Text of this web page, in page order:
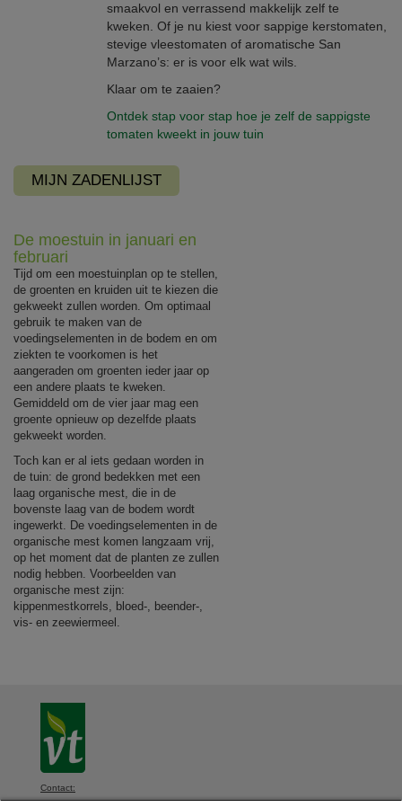
smaakvol en verrassend makkelijk zelf te
kweken. Of je nu kiest voor sappige kerstomaten,
stevige vleestomaten of aromatische San
Marzano’s: er is voor elk wat wils.
Klaar om te zaaien?
Ontdek stap voor stap hoe je zelf de sappigste
tomaten kweekt in jouw tuin
MIJN ZADENLIJST
De moestuin in januari en
februari
Tijd om een moestuinplan op te stellen,
de groenten en kruiden uit te kiezen die
gekweekt zullen worden. Om optimaal
gebruik te maken van de
voedingselementen in de bodem en om
ziekten te voorkomen is het
aangeraden om groenten ieder jaar op
een andere plaats te kweken.
Gemiddeld om de vier jaar mag een
groente opnieuw op dezelfde plaats
gekweekt worden.
Toch kan er al iets gedaan worden in
de tuin: de grond bedekken met een
laag organische mest, die in de
bovenste laag van de bodem wordt
ingewerkt. De voedingselementen in de
organische mest komen langzaam vrij,
op het moment dat de planten ze zullen
nodig hebben. Voorbeelden van
organische mest zijn:
kippenmestkorrels, bloed-, beender-,
vis- en zeewiermeel.
Contact: